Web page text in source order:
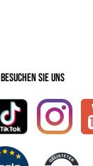
Besuchen Sie uns